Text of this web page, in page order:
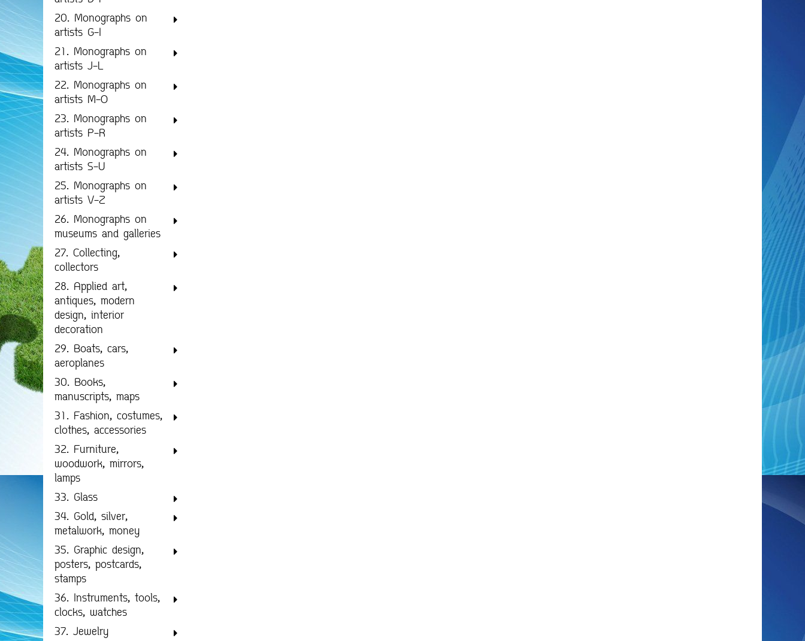
20. Monographs on
artists G-I
21. Monographs on
artists J-L
22. Monographs on
artists M-O
23. Monographs on
artists P-R
24. Monographs on
artists S-U
25. Monographs on
artists V-Z
26. Monographs on
museums and galleries
27. Collecting,
collectors
28. Applied art,
antiques, modern
design, interior
decoration
29. Boats, cars,
aeroplanes
30. Books,
manuscripts, maps
31. Fashion, costumes,
clothes, accessories
32. Furniture,
woodwork, mirrors,
lamps
33. Glass
34. Gold, silver,
metalwork, money
35. Graphic design,
posters, postcards,
stamps
36. Instruments, tools,
clocks, watches
37. Jewelry